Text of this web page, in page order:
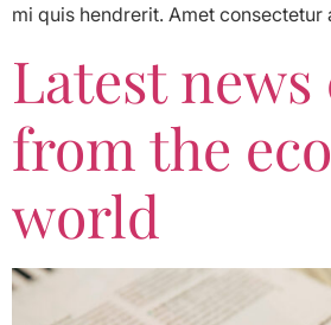
mi quis hendrerit. Amet
Latest
from the
world